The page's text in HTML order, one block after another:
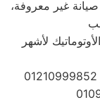
صيانة غير معروفة،
لأشهر